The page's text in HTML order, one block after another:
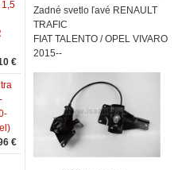
1,5
€
€
Zadné svetlo ľavé RENAULT
TRAFIC
FIAT TALENTO / OPEL VIVARO
2015--